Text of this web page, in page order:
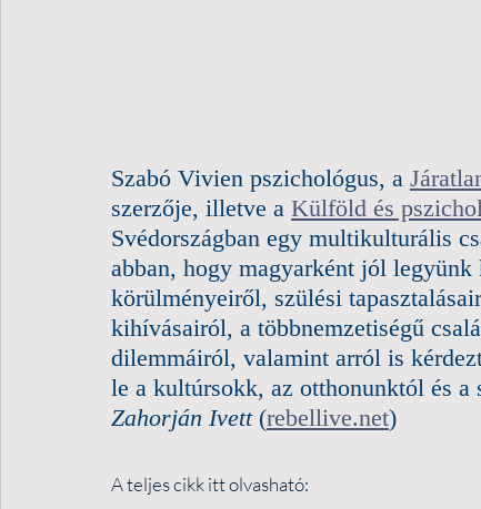
Szabó Vivien pszichológus, a
szerzője, illetve a Külföld és
Svédországban egy multikulturális
abban, hogy magyarként jól
körülményeiről, szülési
kihívásairól, a többnemzetiségű
dilemmáiról, valamint arról is
le a kultúrsokk, az otthonunktól és a
Zahorján Ivett (rebellive.net)
A teljes cikk itt olvasható: